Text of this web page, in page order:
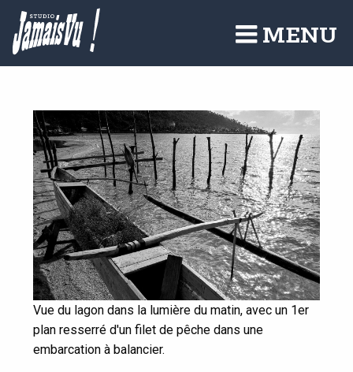
Aller
contenu
principal
MENU
Vue du lagon dans la lumière du matin, avec un 1er
plan resserré d'un filet de pêche dans une
embarcation à balancier.